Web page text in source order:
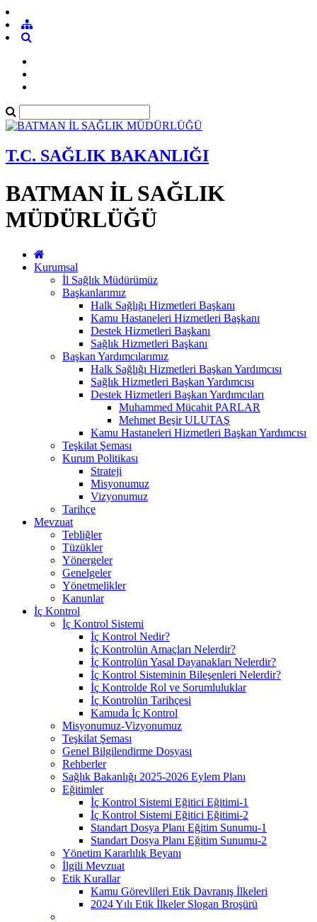
T.C. SAĞLIK BAKANLIĞI
BATMAN İL SAĞLIK
MÜDÜRLÜĞÜ
Kurumsal
İl Sağlık Müdürümüz
Başkanlarımız
Halk Sağlığı Hizmetleri Başkanı
Kamu Hastaneleri Hizmetleri Başkanı
Destek Hizmetleri Başkanı
Sağlık Hizmetleri Başkanı
Başkan Yardımcılarımız
Halk Sağlığı Hizmetleri Başkan Yardımcısı
Sağlık Hizmetleri Başkan Yardımcısı
Destek Hizmetleri Başkan Yardımcıları
Muhammed Mücahit PARLAR
Mehmet Beşir ULUTAŞ
Kamu Hastaneleri Hizmetleri Başkan Yardımcısı
Teşkilat Şeması
Kurum Politikası
Strateji
Misyonumuz
Vizyonumuz
Tarihçe
Mevzuat
Tebliğler
Tüzükler
Yönergeler
Genelgeler
Yönetmelikler
Kanunlar
İç Kontrol
İç Kontrol Sistemi
İç Kontrol Nedir?
İç Kontrolün Amaçları Nelerdir?
İç Kontrolün Yasal Dayanakları Nelerdir?
İç Kontrol Sisteminin Bileşenleri Nelerdir?
İç Kontrolde Rol ve Sorumluluklar
İç Kontrolün Tarihçesi
Kamuda İç Kontrol
Misyonumuz-Vizyonumuz
Teşkilat Şeması
Genel Bilgilendirme Dosyası
Rehberler
Sağlık Bakanlığı 2025-2026 Eylem Planı
Eğitimler
İç Kontrol Sistemi Eğitici Eğitimi-1
İç Kontrol Sistemi Eğitici Eğitimi-2
Standart Dosya Planı Eğitim Sunumu-1
Standart Dosya Planı Eğitim Sunumu-2
Yönetim Kararlılık Beyanı
İlgili Mevzuat
Etik Kurallar
Kamu Görevlileri Etik Davranış İlkeleri
2024 Yılı Etik İlkeler Slogan Broşürü